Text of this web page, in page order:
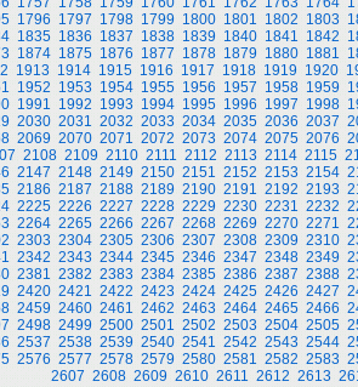
1796 1797 1798 1799 1800 1801 1802 1803
1835 1836 1837 1838 1839 1840 1841 1842
1874 1875 1876 1877 1878 1879 1880 1881
1913 1914 1915 1916 1917 1918 1919 1920
1952 1953 1954 1955 1956 1957 1958 1959
1991 1992 1993 1994 1995 1996 1997 1998
2030 2031 2032 2033 2034 2035 2036 2037
2069 2070 2071 2072 2073 2074 2075 2076
2108 2109 2110 2111 2112 2113 2114 2115
2147 2148 2149 2150 2151 2152 2153 2154
2186 2187 2188 2189 2190 2191 2192 2193
2225 2226 2227 2228 2229 2230 2231 2232
2264 2265 2266 2267 2268 2269 2270 2271
2303 2304 2305 2306 2307 2308 2309 2310
2342 2343 2344 2345 2346 2347 2348 2349
2381 2382 2383 2384 2385 2386 2387 2388
2420 2421 2422 2423 2424 2425 2426 2427
2459 2460 2461 2462 2463 2464 2465 2466
2498 2499 2500 2501 2502 2503 2504 2505
2537 2538 2539 2540 2541 2542 2543 2544
2576 2577 2578 2579 2580 2581 2582 2583
2607 2608 2609 2610 2611 2612 2613